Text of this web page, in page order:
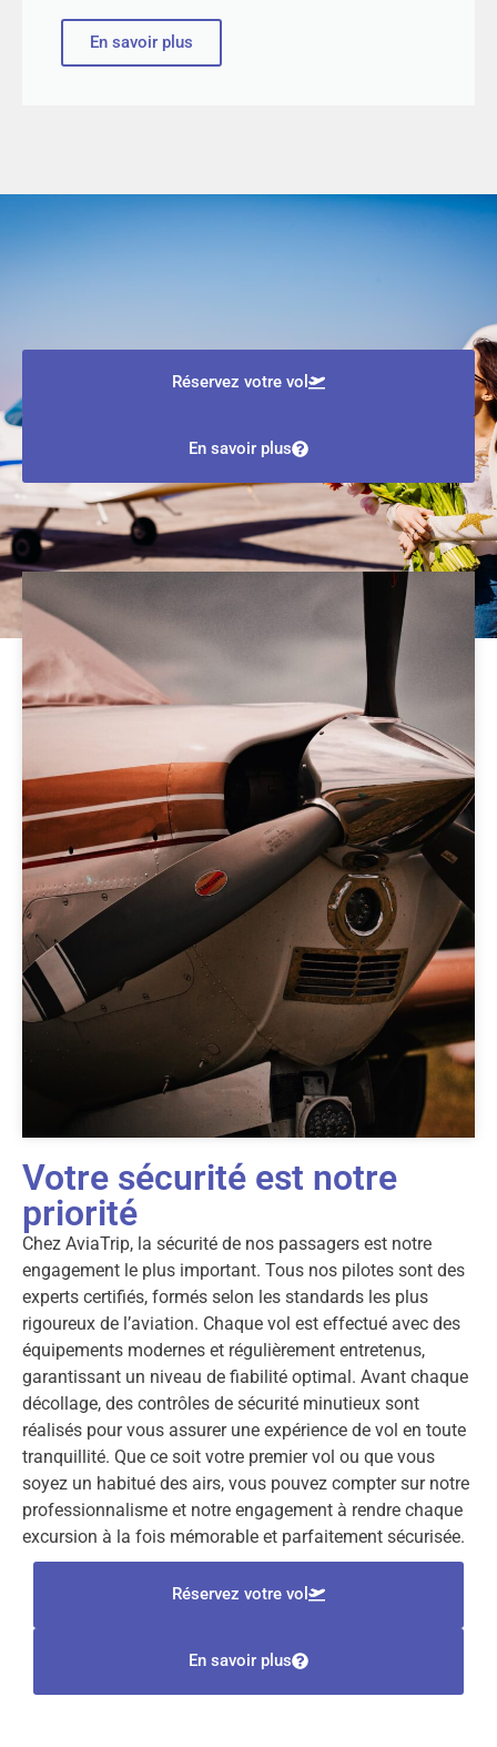
En savoir plus
Réservez votre vol
En savoir plus
Votre sécurité est notre
priorité
Chez AviaTrip, la sécurité de nos passagers est notre
engagement le plus important. Tous nos pilotes sont des
experts certifiés, formés selon les standards les plus
rigoureux de l’aviation. Chaque vol est effectué avec des
équipements modernes et régulièrement entretenus,
garantissant un niveau de fiabilité optimal. Avant chaque
décollage, des contrôles de sécurité minutieux sont
réalisés pour vous assurer une expérience de vol en toute
tranquillité. Que ce soit votre premier vol ou que vous
soyez un habitué des airs, vous pouvez compter sur notre
professionnalisme et notre engagement à rendre chaque
excursion à la fois mémorable et parfaitement sécurisée.
Réservez votre vol
En savoir plus